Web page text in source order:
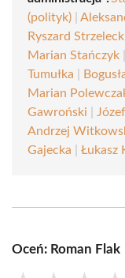
(polityk)
Ryszard
Marian Stańczyk
Tumułka
Marian
Gawroński
Andrzej
Gajecka
Łukasz
Oceń: Roman Flak